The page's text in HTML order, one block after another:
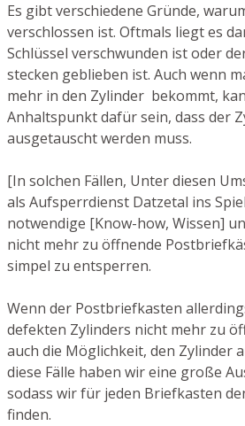
Es gibt verschiedene Gründe,
verschlossen ist. Oftmals liegt es
Schlüssel verschwunden ist oder
stecken geblieben ist. Auch wenn
mehr in den Zylinder bekommt,
Anhaltspunkt dafür sein, dass der
ausgetauscht werden muss.
[In solchen Fällen, Unter diesen
als Aufsperrdienst Datzetal ins
notwendige [Know-how, Wissen]
nicht mehr zu öffnende
simpel zu entsperren.
Wenn der Postbriefkasten
defekten Zylinders nicht mehr zu
auch die Möglichkeit, den Zylinder
diese Fälle haben wir eine große
sodass wir für jeden Briefkasten
finden.